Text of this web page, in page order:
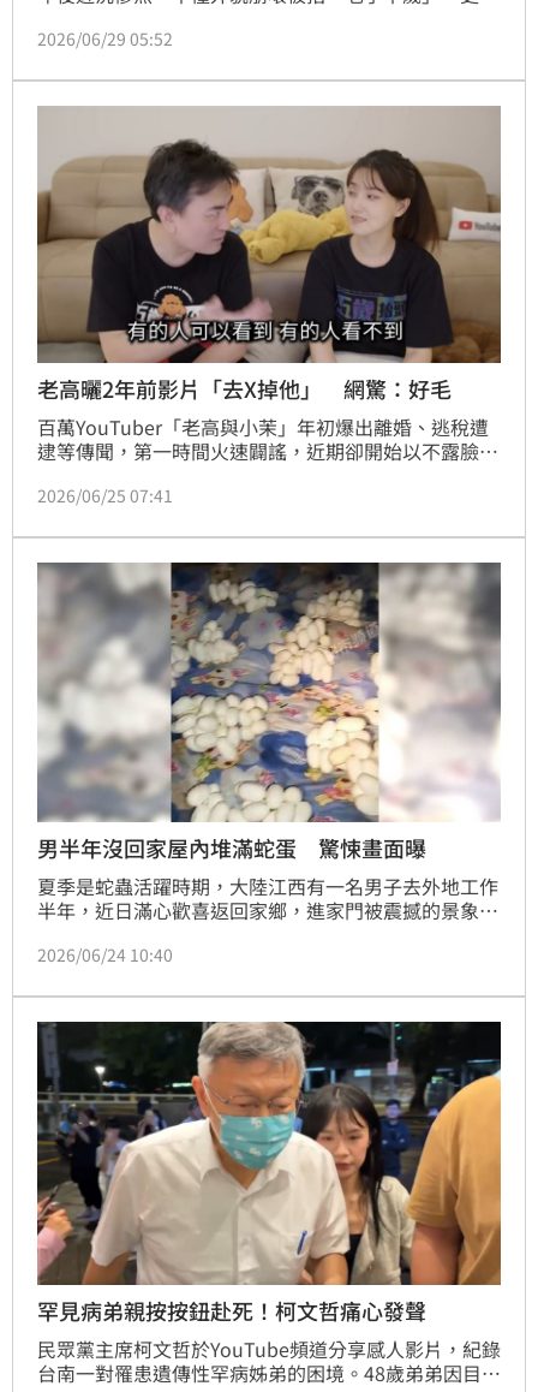
官員遭公安「深夜關切」，隨後轉型拍攝正能量影片。
來網友開酸「村書記知道妳翻牆嗎」並揚言檢舉。這場
「翻牆風波」讓小微再度成為話題焦點，也讓外界看見
她被鐵拳教訓後的巨大轉變。
2026/06/29 05:52
老高曬2年前影片「去X掉他」 網驚：好毛
百萬YouTuber「老高與小茉」年初爆出離婚、逃稅遭
逮等傳聞，第一時間火速闢謠，近期卻開始以不露臉的
言甚囂塵上。如今老高頻道昨（24）日深夜突然上傳一
開影片，再度掀起熱議。
2026/06/25 07:41
男半年沒回家屋內堆滿蛇蛋 驚悚畫面曝
夏季是蛇蟲活躍時期，大陸江西有一名男子去外地工作
半年，近日滿心歡喜返回家鄉，進家門被震撼的景象嚇
相當驚人，畫面曝光後令人看了頭皮發麻。不過，有一
在地上；但大多數人更擔心那些蛇蛋可能隨時孵化，關
心後續如何處理。
2026/06/24 10:40
罕見病弟親按按鈕赴死！柯文哲痛心發聲
民眾黨主席柯文哲於YouTube頻道分享感人影片，紀錄
台南一對罹患遺傳性罕病姊弟的困境。48歲弟弟因目睹